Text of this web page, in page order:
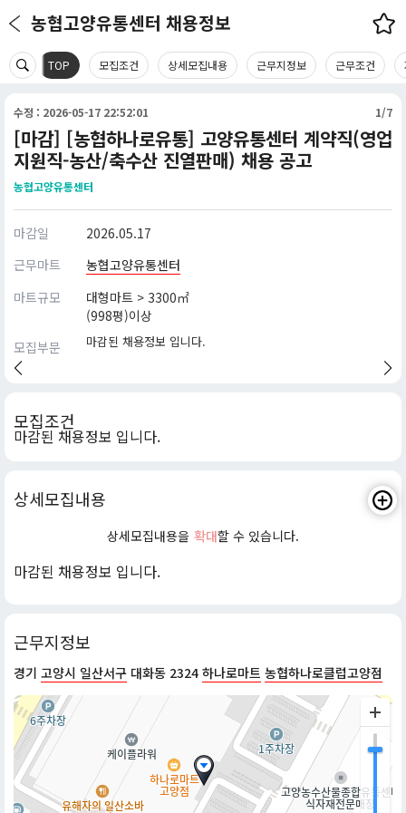
농협고양유통센터 채용정보
TOP 모집조건 상세모집내용 근무지정보 근무조건
수정 : 2026-05-17 22:52:01 1/7
[마감] [농협하나로유통] 고양유통센터 계약직(영업
지원직-농산/축수산 진열판매) 채용 공고
농협고양유통센터
마감일
2026.05.17
근무마트
농협고양유통센터
마트규모
대형마트 > 3300㎡
(998평)이상
모집부문
마감된 채용정보 입니다.
모집조건
마감된 채용정보 입니다.
상세모집내용
상세모집내용을 확대할 수 있습니다.
마감된 채용정보 입니다.
근무지정보
경기 고양시 일산서구 대화동 2324 하나로마트 농협하나로클럽고양점